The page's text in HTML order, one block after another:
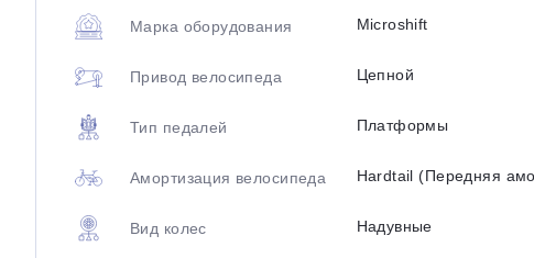
Марка оборудования Microshift
Привод велосипеда Цепной
Тип педалей Платформы
Амортизация велосипеда Hardtail (Передняя
Вид колес Надувные